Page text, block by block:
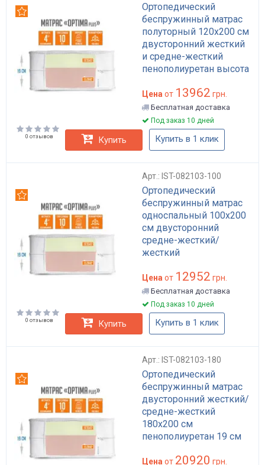
Ортопедический
беспружинный матрас
полуторный 120x200 см
двусторонний жесткий
и средне-жесткий
пенополиуретан высота
Цена от 13962 грн.
Бесплатная доставка
Под заказ 10 дней
0 отзывов Купить Купить в 1 клик
Арт.: IST-082103-100
Ортопедический
беспружинный матрас
односпальный 100x200
см двусторонний
средне-жесткий/
жесткий
19 см Optima Plus
Цена от 12952 грн.
Бесплатная доставка
Под заказ 10 дней
0 отзывов Купить Купить в 1 клик
Арт.: IST-082103-180
Ортопедический
беспружинный матрас
двусторонний жесткий/
средне-жесткий
180x200 см
пенополиуретан 19 см
Цена от 20920 грн.